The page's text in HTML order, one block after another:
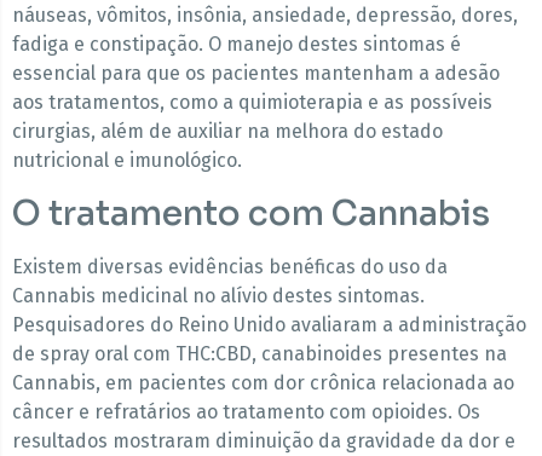
náuseas, vômitos, insônia, ansiedade, depressão, dores,
fadiga e constipação. O manejo destes sintomas é
essencial para que os pacientes mantenham a adesão
aos tratamentos, como a quimioterapia e as possíveis
cirurgias, além de auxiliar na melhora do estado
nutricional e imunológico.
O tratamento com Cannabis
Existem diversas evidências benéficas do uso da
Cannabis medicinal no alívio destes sintomas.
Pesquisadores do Reino Unido avaliaram a administração
de spray oral com THC:CBD, canabinoides presentes na
Cannabis, em pacientes com dor crônica relacionada ao
câncer e refratários ao tratamento com opioides. Os
resultados mostraram diminuição da gravidade da dor e